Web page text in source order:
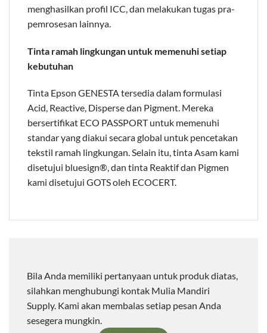
menghasilkan profil ICC, dan melakukan tugas pra-
pemrosesan lainnya.
Tinta ramah lingkungan untuk memenuhi setiap
kebutuhan
Tinta Epson GENESTA tersedia dalam formulasi
Acid, Reactive, Disperse dan Pigment. Mereka
bersertifikat ECO PASSPORT untuk memenuhi
standar yang diakui secara global untuk pencetakan
tekstil ramah lingkungan. Selain itu, tinta Asam kami
disetujui bluesign®, dan tinta Reaktif dan Pigmen
kami disetujui GOTS oleh ECOCERT.
Bila Anda memiliki pertanyaan untuk produk diatas,
silahkan menghubungi kontak Mulia Mandiri
Supply. Kami akan membalas setiap pesan Anda
sesegera mungkin.